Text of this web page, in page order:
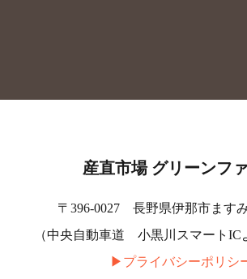
産直市場 グリーンフ
〒396-0027 長野県伊那市ます
（中央自動車道 小黒川スマートIC
▶︎プライバシーポリシ